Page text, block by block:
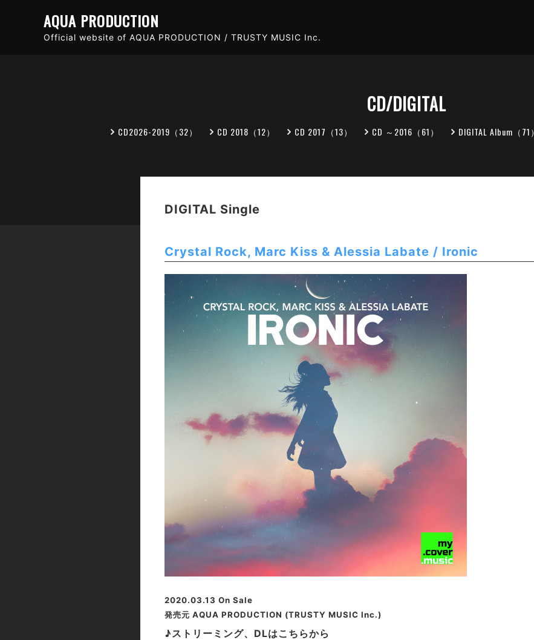
AQUA PRODUCTION
Official website of AQUA PRODUCTION / TRUSTY MUSIC Inc.
CD/DIGITAL
CD2026-2019（32） CD 2018（12） CD 2017（13） CD ～2016（61） DIGITAL Album（71）
DIGITAL Single
Crystal Rock, Marc Kiss & Alessia Labate / Ironic
2020.03.13 On Sale
発売元 AQUA PRODUCTION (TRUSTY MUSIC Inc.)
♪ストリーミング、DLはこちらから